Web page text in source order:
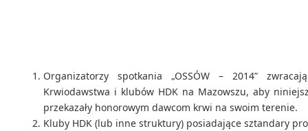
Organizatorzy spotkania „OSSÓW – 2014”
Krwiodawstwa i klubów HDK na Mazowszu, aby
przekazały honorowym dawcom krwi na swoim terenie.
Kluby HDK (lub inne struktury) posiadające sztandary